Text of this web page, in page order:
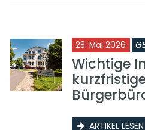
28. Mai 2026
Wichtige
ARTIKEL LESEN